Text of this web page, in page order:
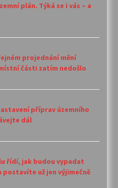
plán. Týká se i vás – a
projednání mění
části zatím nedošlo
příprav územního
dál
řídí, jak budou vypadat
už jen výjimečně